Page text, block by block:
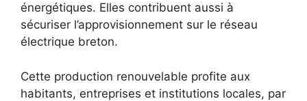
énergétiques. Elles contribuent aussi à
sécuriser l’approvisionnement sur le réseau
électrique breton.
Cette production renouvelable profite aux
habitants, entreprises et institutions locales, par